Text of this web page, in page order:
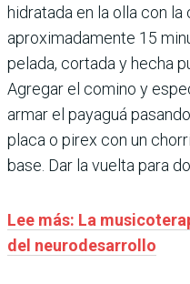
hidratada en la olla con
aproximadamente 15
pelada, cortada y hecha
Agregar el comino y
armar el payaguá
placa o pirex con un
base. Dar la vuelta para
Lee más: La
del neurodesarrollo